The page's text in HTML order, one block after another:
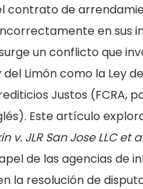
contrato de
en sus
un conflicto que
Limón como la Ley de
Justos (FCRA,
Este artículo
v. JLR San Jose LLC et
de las agencias de
la resolución de